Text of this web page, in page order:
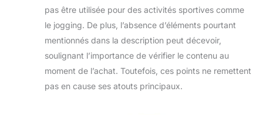
pas être utilisée pour des activités sportives comme
le jogging. De plus, l’absence d’éléments pourtant
mentionnés dans la description peut décevoir,
soulignant l’importance de vérifier le contenu au
moment de l’achat. Toutefois, ces points ne remettent
pas en cause ses atouts principaux.